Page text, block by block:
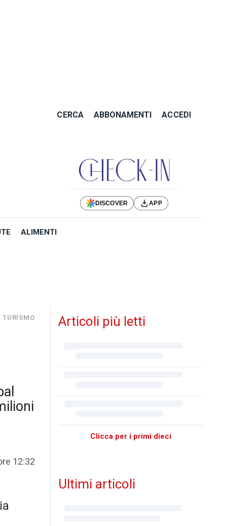
CERCA ABBONAMENTI ACCEDI
DISCOVER APP
ALIMENTI
TURISMO
12:32
Articoli più letti
Clicca per i primi dieci
Ultimi articoli